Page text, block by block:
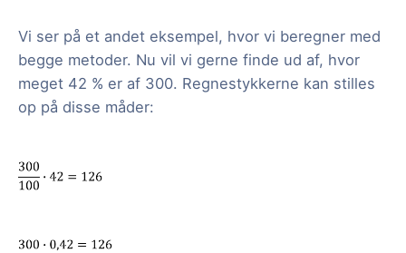
Vi ser på et andet eksempel, hvor vi beregner med
begge metoder. Nu vil vi gerne finde ud af, hvor
meget 42 % er af 300. Regnestykkerne kan stilles
op på disse måder: